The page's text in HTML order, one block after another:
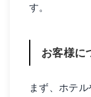
す。
お客様に
まず、ホテ